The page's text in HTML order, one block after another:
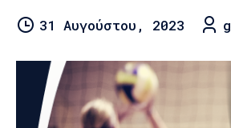
31 Αυγούστου, 2023